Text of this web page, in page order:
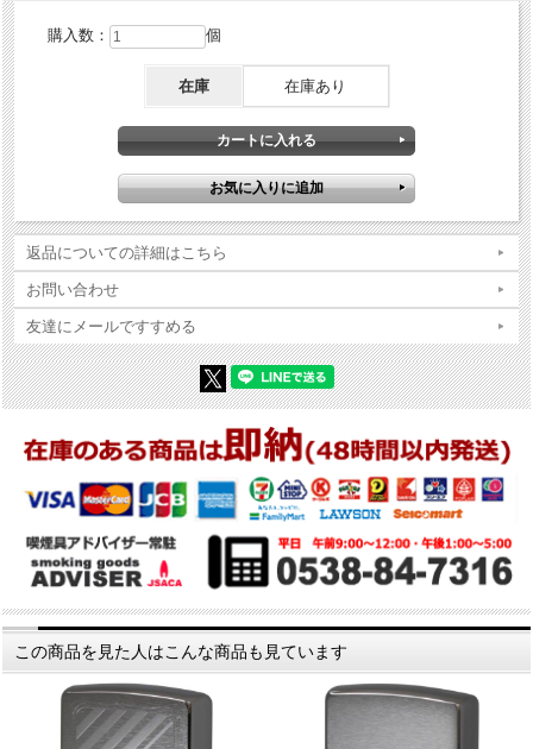
商品コンディションの詳細な説明
※Zippo本体の底（ボトム）の製造年・月とインサイドユニットの製造
年・月は、一致しない場合がございます。ストックを利用する関係上
ずれが生じます(場合によっては数年)。
※当店では真贋確認の上、簡易クリーニング、フリントの発火ができ
写真やコンディション説明をご確認の上ご購入ください。
購入数： 個
在庫 在庫あり
返品についての詳細はこちら
お問い合わせ
友達にメールですすめる
この商品を見た人はこんな商品も見ています